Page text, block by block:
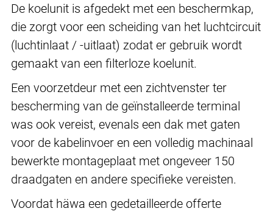
De koelunit is afgedekt met een beschermkap,
die zorgt voor een scheiding van het luchtcircuit
(luchtinlaat / -uitlaat) zodat er gebruik wordt
gemaakt van een filterloze koelunit.
Een voorzetdeur met een zichtvenster ter
bescherming van de geïnstalleerde terminal
was ook vereist, evenals een dak met gaten
voor de kabelinvoer en een volledig machinaal
bewerkte montageplaat met ongeveer 150
draadgaten en andere specifieke vereisten.
Voordat häwa een gedetailleerde offerte